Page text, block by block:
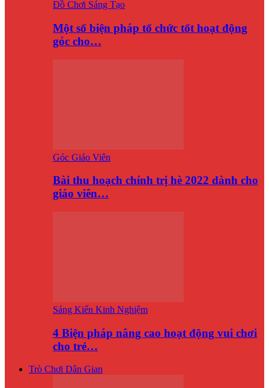
Đồ Chơi Sáng Tạo
Một số biện pháp tổ chức tốt hoạt động
góc cho…
Góc Giáo Viên
Bài thu hoạch chính trị hè 2022 dành cho
giáo viên…
Sáng Kiến Kinh Nghiệm
4 Biện pháp nâng cao hoạt động vui chơi
cho trẻ…
Trò Chơi Dân Gian